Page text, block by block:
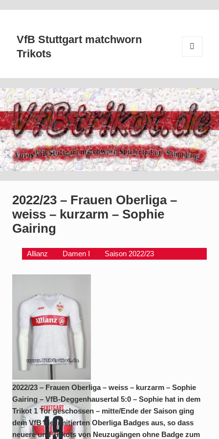
VfB Stuttgart matchworn
Trikots
2022/23 – Frauen Oberliga –
weiss – kurzarm – Sophie
Gairing
Allianz Damen I Saison 2022/23
2022/23 – Frauen
Oberliga – weiss –
kurzarm – Sophie
Gairing – VfB-
Deggenhausertal 5:0 –
2022/23 – Frauen Oberliga – weiss – kurzarm – Sophie
Gairing – VfB-Deggenhausertal 5:0 – Sophie hat in dem
Trikot 1 Tor geschossen – mitte/Ende der Saison ging
dem VfB die limitierten Oberliga Badges aus, so dass
neuere und Trikots von Neuzugängen ohne Badge zum